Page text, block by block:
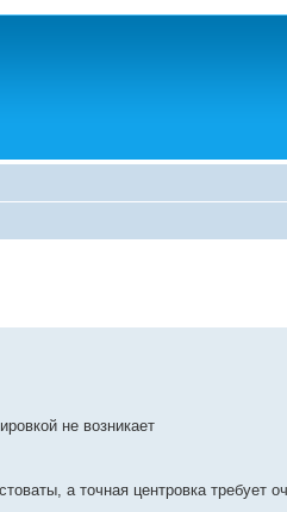
не возникает
а точная центровка требует